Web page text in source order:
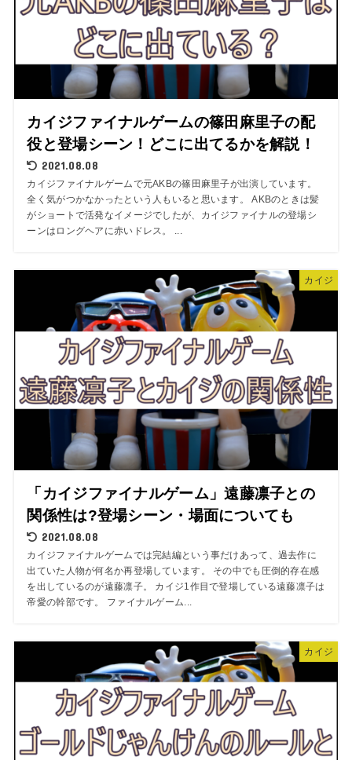
カイジファイナルゲームの篠田麻里子の配
役と登場シーン！どこに出てるかを解説！
2021.08.08
カイジファイナルゲームで元AKBの篠田麻里子が出演しています。
全く気がつかなかったという人もいると思います。 AKBのときは髪
がショートで活発なイメージでしたが、カイジファイナルの登場シ
ーンはロングヘアに赤いドレス。 ...
カイジ
「カイジファイナルゲーム」遠藤凛子との
関係性は?登場シーン・場面についても
2021.08.08
カイジファイナルゲームでは完結編という事だけあって、過去作に
出ていた人物が何名か再登場しています。 その中でも圧倒的存在感
を出しているのが遠藤凛子。 カイジ1作目で登場している遠藤凛子は
帝愛の幹部です。 ファイナルゲーム...
カイジ